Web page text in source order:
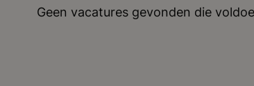
Geen vacatures gevonden die